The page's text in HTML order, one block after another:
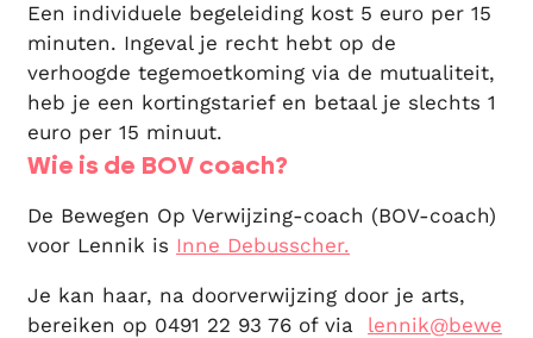
Een individuele begeleiding kost 5 euro per 15
minuten. Ingeval je recht hebt op de
verhoogde tegemoetkoming via de mutualiteit,
heb je een kortingstarief en betaal je slechts 1
euro per 15 minuut.
Wie is de BOV coach?
De Bewegen Op Verwijzing-coach (BOV-coach)
voor Lennik is Inne Debusscher.
Je kan haar, na doorverwijzing door je arts,
bereiken op 0491 22 93 76 of via lennik@bewe